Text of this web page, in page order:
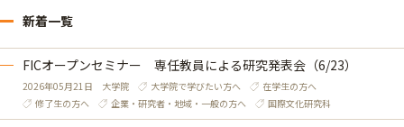
新着一覧
FICオープンセミナー 専任教員による研究発表会（6/23）
2026年05月21日 大学院 大学院で学びたい方へ
在学生の方へ
修了生の方へ
企業・研究者・地域・一般の方へ 国際文化研究科